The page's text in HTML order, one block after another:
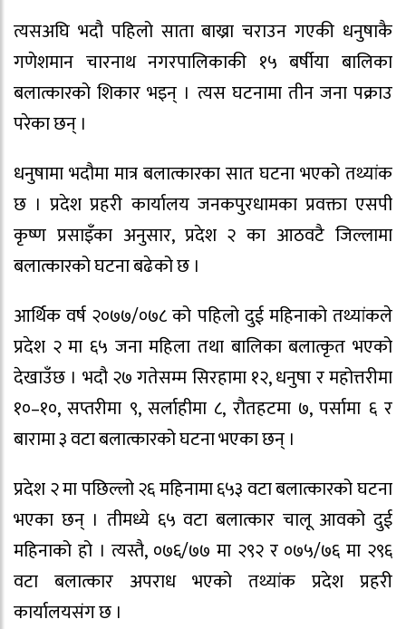
त्यसअघि भदौ पहिलो साता बाख्रा चराउन गएकी धनुषाकै
गणेशमान चारनाथ नगरपालिकाकी १५ बर्षीया बालिका
बलात्कारको शिकार भइन् । त्यस घटनामा तीन जना पक्राउ
परेका छन् ।
धनुषामा भदौमा मात्र बलात्कारका सात घटना भएको तथ्यांक
छ । प्रदेश प्रहरी कार्यालय जनकपुरधामका प्रवक्ता एसपी
कृष्ण प्रसाइँका अनुसार, प्रदेश २ का आठवटै जिल्लामा
बलात्कारको घटना बढेको छ ।
आर्थिक वर्ष २०७७/०७८ को पहिलो दुई महिनाको तथ्यांकले
प्रदेश २ मा ६५ जना महिला तथा बालिका बलात्कृत भएको
देखाउँछ । भदौ २७ गतेसम्म सिरहामा १२, धनुषा र महोत्तरीमा
१०–१०, सप्तरीमा ९, सर्लाहीमा ८, रौतहटमा ७, पर्सामा ६ र
बारामा ३ वटा बलात्कारको घटना भएका छन् ।
प्रदेश २ मा पछिल्लो २६ महिनामा ६५३ वटा बलात्कारको घटना
भएका छन् । तीमध्ये ६५ वटा बलात्कार चालू आवको दुई
महिनाको हो । त्यस्तै, ०७६/७७ मा २९२ र ०७५/७६ मा २९६
वटा बलात्कार अपराध भएको तथ्यांक प्रदेश प्रहरी
कार्यालयसंग छ ।